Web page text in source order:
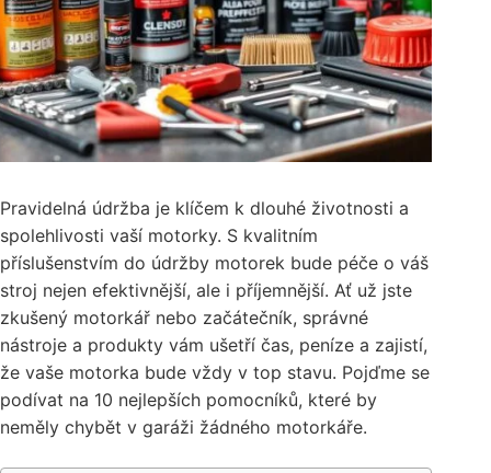
Pravidelná údržba je klíčem k dlouhé životnosti a
spolehlivosti vaší motorky. S kvalitním
příslušenstvím do údržby motorek bude péče o váš
stroj nejen efektivnější, ale i příjemnější. Ať už jste
zkušený motorkář nebo začátečník, správné
nástroje a produkty vám ušetří čas, peníze a zajistí,
že vaše motorka bude vždy v top stavu. Pojďme se
podívat na 10 nejlepších pomocníků, které by
neměly chybět v garáži žádného motorkáře.